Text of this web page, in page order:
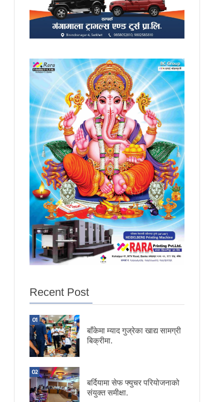
Recent Post
01
बाँकेमा म्याद गुज्रेका खाद्य सामग्री
बिक्रीमा.
02
बर्दियामा सेफ फ्युचर परियोजनाको
संयुक्त समीक्षा.